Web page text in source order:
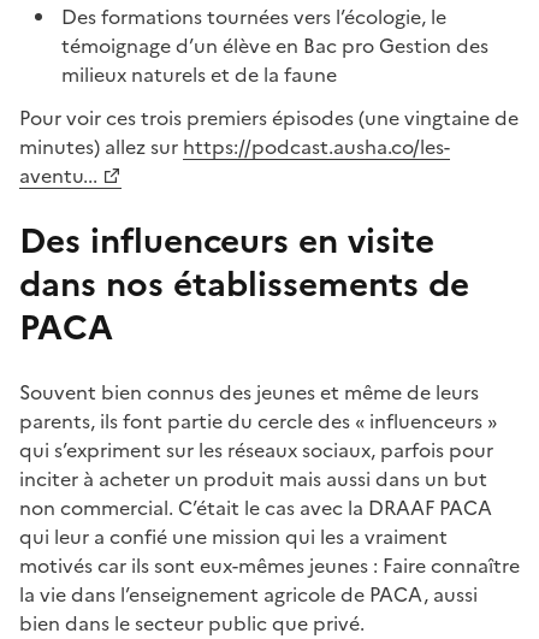
Des formations tournées vers l’écologie, le
témoignage d’un élève en Bac pro Gestion des
milieux naturels et de la faune
Pour voir ces trois premiers épisodes (une vingtaine de
minutes) allez sur https://podcast.ausha.co/les-
aventu...
Des influenceurs en visite
dans nos établissements de
PACA
Souvent bien connus des jeunes et même de leurs
parents, ils font partie du cercle des « influenceurs »
qui s’expriment sur les réseaux sociaux, parfois pour
inciter à acheter un produit mais aussi dans un but
non commercial. C’était le cas avec la DRAAF PACA
qui leur a confié une mission qui les a vraiment
motivés car ils sont eux-mêmes jeunes : Faire connaître
la vie dans l’enseignement agricole de PACA, aussi
bien dans le secteur public que privé.